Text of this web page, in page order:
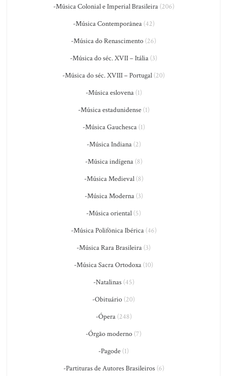
-Música Colonial e Imperial Brasileira(206)
-Música Contemporânea(42)
-Música do Renascimento (26)
-Música do séc. XVII – Itália (3)
-Música do séc. XVIII – Portugal (20)
-Música eslovena(1)
-Música estadunidense(1)
-Música Gauchesca(1)
-Música Indiana(2)
-Música indígena(8)
-Música Medieval(8)
-Música Moderna(3)
-Música oriental (5)
-Música Polifônica Ibérica(46)
-Música Rara Brasileira (3)
-Música Sacra Ortodoxa (10)
-Natalinas(45)
-Obituário (20)
-Ópera(248)
-Órgão moderno (7)
-Pagode (1)
-Partituras de Autores Brasileiros(6)